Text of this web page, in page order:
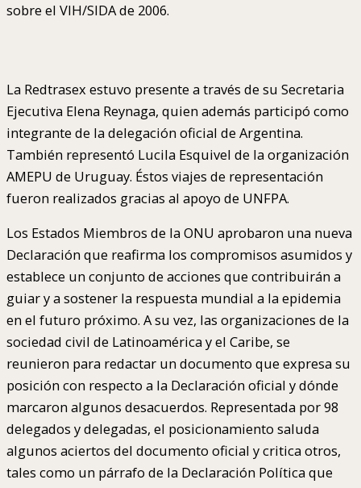
sobre el VIH/SIDA de 2006.
La Redtrasex estuvo presente a través de su Secretaria
Ejecutiva Elena Reynaga, quien además participó como
integrante de la delegación oficial de Argentina.
También representó Lucila Esquivel de la organización
AMEPU de Uruguay. Éstos viajes de representación
fueron realizados gracias al apoyo de UNFPA.
Los Estados Miembros de la ONU aprobaron una nueva
Declaración que reafirma los compromisos asumidos y
establece un conjunto de acciones que contribuirán a
guiar y a sostener la respuesta mundial a la epidemia
en el futuro próximo. A su vez, las organizaciones de la
sociedad civil de Latinoamérica y el Caribe, se
reunieron para redactar un documento que expresa su
posición con respecto a la Declaración oficial y dónde
marcaron algunos desacuerdos. Representada por 98
delegados y delegadas, el posicionamiento saluda
algunos aciertos del documento oficial y critica otros,
tales como un párrafo de la Declaración Política que